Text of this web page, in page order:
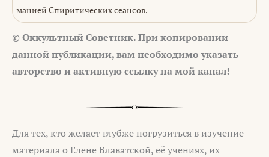
манией Спиритических сеансов.
© Оккультный Советник. При копировании
данной публикации, вам необходимо указать
авторство и активную ссылку на мой канал!
Для тех, кто желает глубже погрузиться в изучение
материала о Елене Блаватской, её учениях, их